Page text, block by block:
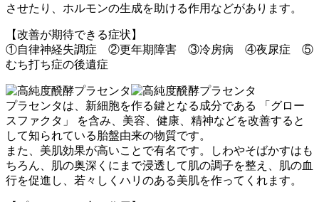
させたり、ホルモンの生成を助ける作用などがあります。
【改善が期待できる症状】
①自律神経失調症 ②更年期障害 ③冷房病 ④夜尿症 ⑤
むち打ち症の後遺症
プラセンタは、新細胞を作る鍵となる成分である 「グロー
スファクタ」 を含み、美容、健康、精神などを改善すると
して知られている胎盤由来の物質です。
また、美肌効果が高いことで有名です。しわやそばかすはも
ちろん、肌の奥深くにまで浸透して肌の調子を整え、肌の血
行を促進し、若々しくハリのある美肌を作ってくれます。